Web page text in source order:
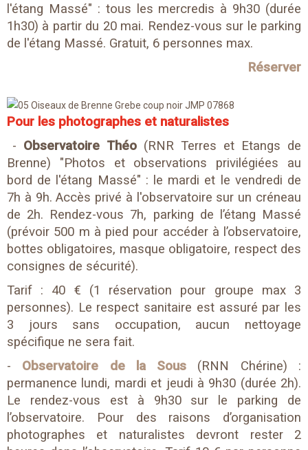
l'étang Massé" : tous les mercredis à 9h30 (durée
1h30) à partir du 20 mai. Rendez-vous sur le parking
de l'étang Massé. Gratuit, 6 personnes max.
Réserver
Pour les photographes et naturalistes
- Observatoire Théo (RNR Terres et Etangs de
Brenne) "Photos et observations privilégiées au
bord de l'étang Massé" : le mardi et le vendredi de
7h à 9h. Accès privé à l'observatoire sur un créneau
de 2h. Rendez-vous 7h, parking de l’étang Massé
(prévoir 500 m à pied pour accéder à l’observatoire,
bottes obligatoires, masque obligatoire, respect des
consignes de sécurité).
Tarif : 40 € (1 réservation pour groupe max 3
personnes). Le respect sanitaire est assuré par les
3 jours sans occupation, aucun nettoyage
spécifique ne sera fait.
- Observatoire de la Sous (RNN Chérine) :
permanence lundi, mardi et jeudi à 9h30 (durée 2h).
Le rendez-vous est à 9h30 sur le parking de
l’observatoire. Pour des raisons d’organisation
photographes et naturalistes devront rester 2